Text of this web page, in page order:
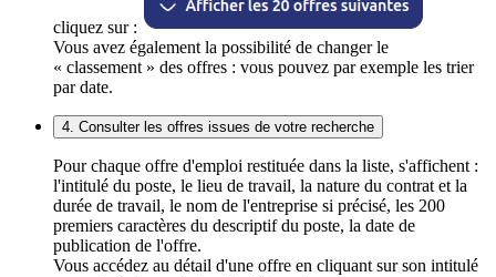
cliquez sur :
Vous avez également la possibilité de changer le
« classement » des offres : vous pouvez par exemple les trier
par date.
4. Consulter les offres issues de votre recherche
Pour chaque offre d'emploi restituée dans la liste, s'affichent :
l'intitulé du poste, le lieu de travail, la nature du contrat et la
durée de travail, le nom de l'entreprise si précisé, les 200
premiers caractères du descriptif du poste, la date de
publication de l'offre.
Vous accédez au détail d'une offre en cliquant sur son intitulé